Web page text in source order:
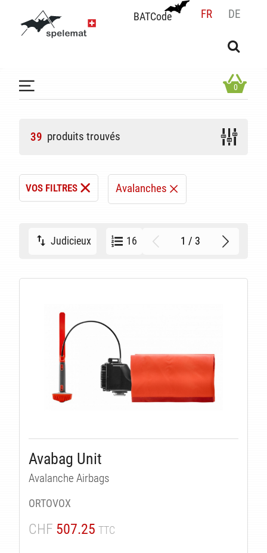
BATCode FR DE
BATCode
OK
0
39 produits trouvés
VOS FILTRES Avalanches
Judicieux 16 1 / 3
Avabag Unit
Avalanche Airbags
ORTOVOX
CHF 507.25 TTC